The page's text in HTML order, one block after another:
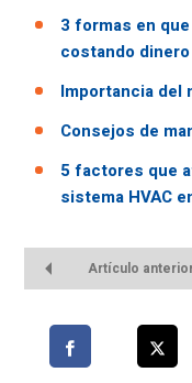
3 formas en
costando dinero
Importancia del
Consejos de
5 factores que
sistema HVAC
Artículo